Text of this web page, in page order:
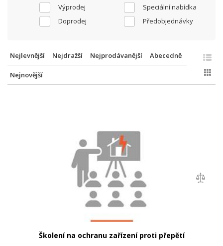
Výprodej
Speciální nabídka
Doprodej
Předobjednávky
Nejlevnější Nejdražší Nejprodávanější Abecedně
Nejnovější
Školení na ochranu zařízení proti přepětí